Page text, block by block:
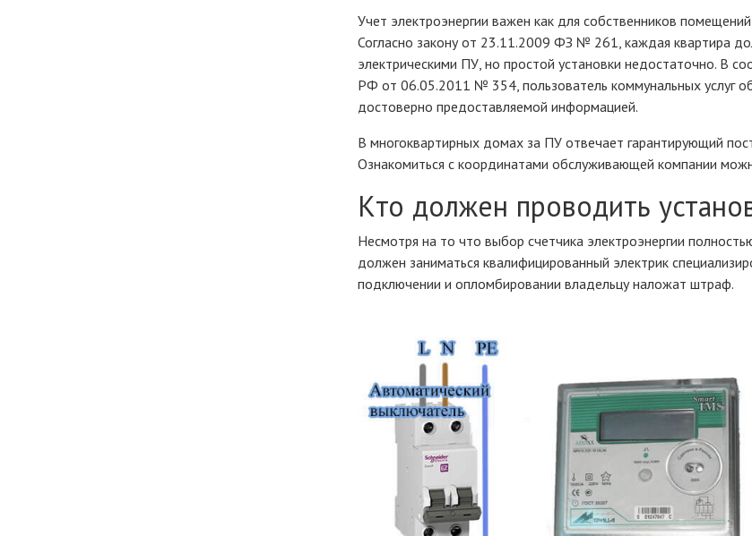
Учет электроэнергии важен как для собственников
Согласно закону от 23.11.2009 ФЗ № 261, каждая квартира
электрическими ПУ, но простой установки недостаточно. В
РФ от 06.05.2011 № 354, пользователь коммунальных услуг
достоверно предоставляемой информацией.
В многоквартирных домах за ПУ отвечает гарантирующий
Ознакомиться с координатами обслуживающей компании
Кто должен проводить
Несмотря на то что выбор счетчика электроэнергии
должен заниматься квалифицированный электрик
подключении и опломбировании владельцу наложат штраф.